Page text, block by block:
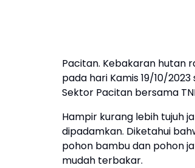
Pacitan. Kebakaran hutan
pada hari Kamis 19/10/
Sektor Pacitan bersama
Hampir kurang lebih tujuh
dipadamkan. Diketahui
pohon bambu dan pohon
mudah terbakar.